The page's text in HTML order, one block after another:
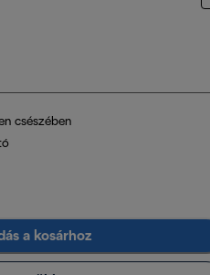
csészében
a kosárhoz